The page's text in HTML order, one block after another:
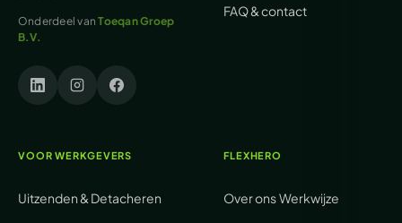
Onderdeel vanToeqan Groep
B.V.
FAQ & contact
VOOR WERKGEVERS
Uitzenden & Detacheren
FLEXHERO
Over onsWerkwijze